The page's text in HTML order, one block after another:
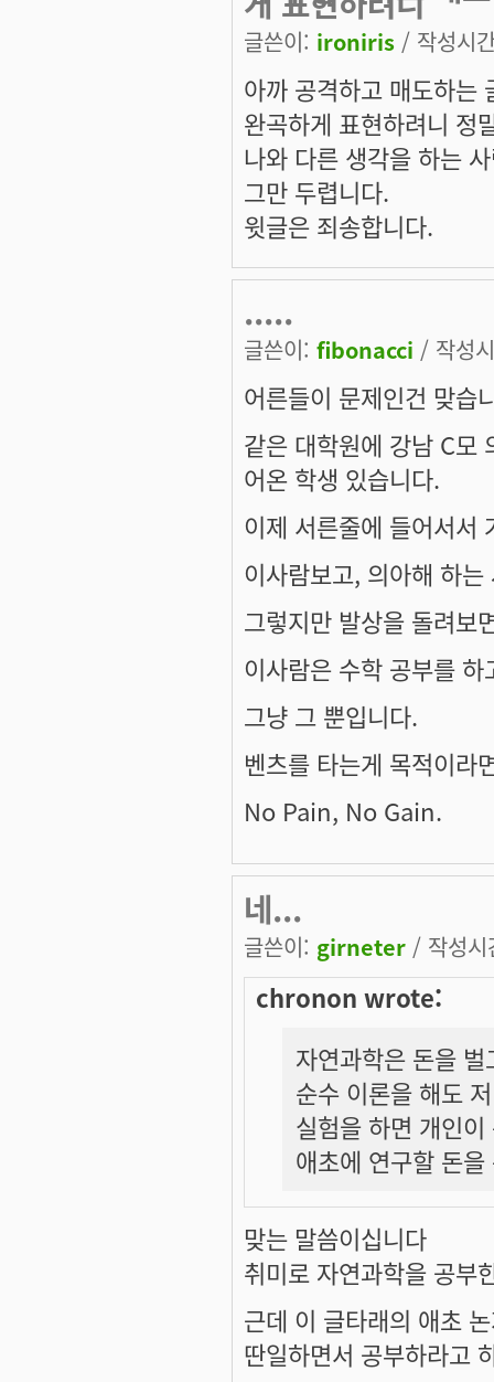
글쓴이: ironiris / 작성시
아까 공격하고 매도하는
완곡하게 표현하려니 정
나와 다른 생각을 하는
그만 두렵니다.
윗글은 죄송합니다.
.....
글쓴이: fibonacci / 작성
어른들이 문제인건 맞습
같은 대학원에 강남 C모
어온 학생 있습니다.
이제 서른줄에 들어서서
이사람보고, 의아해 하
그렇지만 발상을 돌려보
이사람은 수학 공부를
그냥 그 뿐입니다.
벤츠를 타는게 목적이라
No Pain, No Gain.
네...
글쓴이: girneter / 작성
chronon wrote:
자연과학은 돈을
순수 이론을 해도
실험을 하면 개인
애초에 연구할 돈
맞는 말씀이십니다
취미로 자연과학을 공부
근데 이 글타래의 애초
딴일하면서 공부하라고